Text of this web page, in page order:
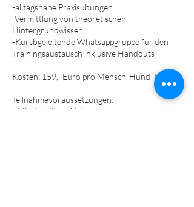
-alltagsnahe Praxisübungen
-Vermittlung von theoretischen
Hintergrundwissen
-Kursbgeleitende Whatsappgruppe für den
Trainingsaustausch inklusive Handouts
Kosten: 159,- Euro pro Mensch-Hund-Team
Teilnahmevoraussetzungen:
- Mindestalter: 4 Monate